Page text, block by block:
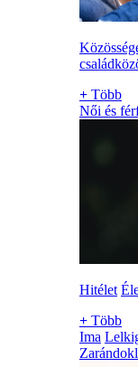
+ Több
Női és
Hitélet
+ Több
Ima